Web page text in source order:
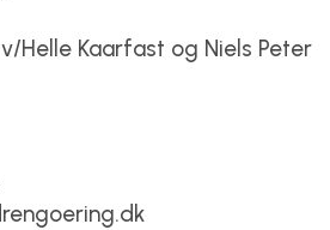
Helle Kaarfast og Niels Peter